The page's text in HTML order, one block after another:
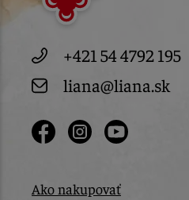
+421 54 4792 195
liana@liana.sk
Ako nakupovať